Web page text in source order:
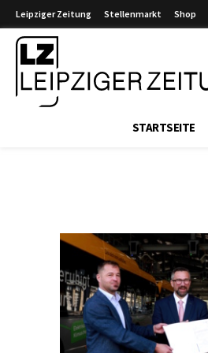
Leipziger Zeitung Stellenmarkt Shop
STARTSEITE